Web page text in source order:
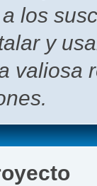
los
y
valiosa